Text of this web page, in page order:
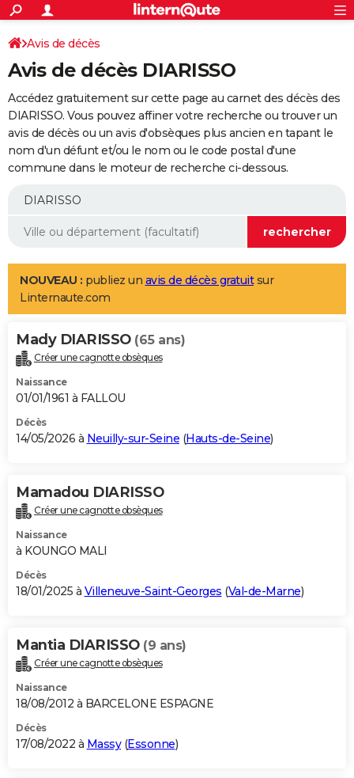
ACTUALITÉS
Politique
Société
Faits Divers
Education
Monde
Villes
+
SPORT
Coupe du monde 2026
Football
Tennis
Cyclisme
Rugby
Forum
Programme TV
TNT
Streaming
Cinéma
Sorties cinéma
Musique
+
FINANCE
Retraite
Epargne
Immobilier
Risques naturels par ville
Banque
Assurance
AUTO
Essais
Réserver un essai
Citadines
Berlines
SUV
Forum auto
+
Mobiles
Meilleur smartphone
Internet
Ordinateurs
Jeux vidéo
Guide high-tech
Aménagement intérieur
LIFESTYLE
Art de vivre
Bien-être
Loisirs
Mode
Modes de vie
Alimentation
Guide de la santé
Maladies
Médicaments
Sommeil
VOYAGE
Destinations
City break
Voyage nature
Voyage de noces
Forum
Climat
+PHOTO
GUIDES D'ACHAT
BONS PLANS
Carte de Noël
Carte Bonne année
Carte Saint-Valentin
Carte Pâques
Carte d'anniversaire
DICTIONNAIRE
Dictionnaire
Biographies
Citations
Expressions
Proverbes
PROGRAMME TV
S'inscrire
Se connecter
Lycées
Collèges
Primaires
Universités
Entreprises
Service militaire
Avis de recherche
AVIS DE DÉCÈS
Bricolage
Lifestyle
Culture
Sport
Auto
Television
Voyage
Cinema
Avis de décès
Avis de décès DIARISSO
Accédez gratuitement sur cette page au carnet des décès des
DIARISSO. Vous pouvez affiner votre recherche ou trouver un
avis de décès ou un avis d'obsèques plus ancien en tapant le
nom d'un défunt et/ou le nom ou le code postal d'une
commune dans le moteur de recherche ci-dessous.
NOUVEAU : publiez un avis de décès gratuitsur
Linternaute.com
Mady DIARISSO (65 ans)
Créer une cagnotte obsèques
Naissance
01/01/1961 à FALLOU
Décès
14/05/2026 à Neuilly-sur-Seine (Hauts-de-Seine)
Mamadou DIARISSO
Créer une cagnotte obsèques
Naissance
à KOUNGO MALI
Décès
18/01/2025 à Villeneuve-Saint-Georges (Val-de-Marne)
Mantia DIARISSO (9 ans)
Créer une cagnotte obsèques
Naissance
18/08/2012 à BARCELONE ESPAGNE
Décès
17/08/2022 à Massy(Essonne)